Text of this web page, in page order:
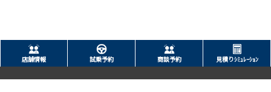
店舗情報 試乗予約 商談予約 見積りｼﾐｭﾚｰｼｮﾝ
サイトマップ